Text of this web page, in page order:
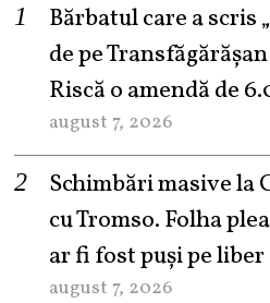
Bărbatul care a scris
de pe
Riscă o amendă de
august 7, 2026
Schimbări masive la
cu Tromso. Folha
ar fi fost puși pe liber
august 7, 2026